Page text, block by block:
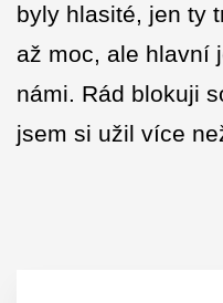
byly hlasité, jen ty
až moc, ale hlavní
námi. Rád blokuji
jsem si užil více